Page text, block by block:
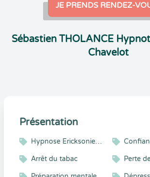
JE PRENDS RENDEZ-
Sébastien THOLANCE
Chavelot
Présentation
Hypnose Ericksonienne
Arrêt du tabac Perte